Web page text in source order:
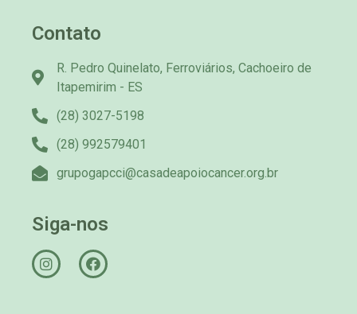
Contato
R. Pedro Quinelato, Ferroviários, Cachoeiro de
Itapemirim - ES
(28) 3027-5198
(28) 992579401
grupogapcci@casadeapoiocancer.org.br
Siga-nos